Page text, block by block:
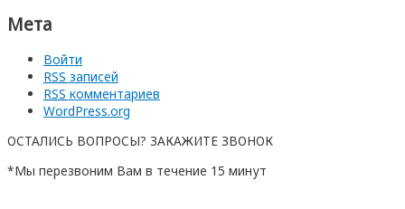
Мета
Войти
RSS записей
RSS комментариев
WordPress.org
ОСТАЛИСЬ ВОПРОСЫ? ЗАКАЖИТЕ ЗВОНОК
*Мы перезвоним Вам в течение 15 минут